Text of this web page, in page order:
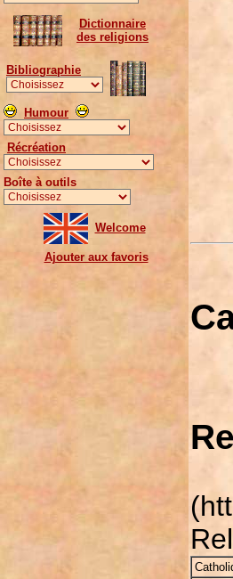
Dictionnaire
des religions
Bibliographie
Humour
Récréation
Boîte à outils
Welcome
Ajouter aux favoris